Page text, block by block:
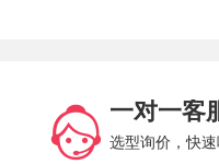
一对一客
选型询价，快